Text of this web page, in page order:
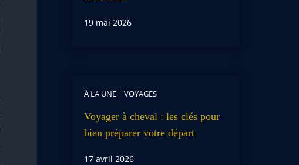
19 mai 2026
À LA UNE| VOYAGES
Voyager à cheval : les clés pour
bien préparer votre départ
17 avril 2026